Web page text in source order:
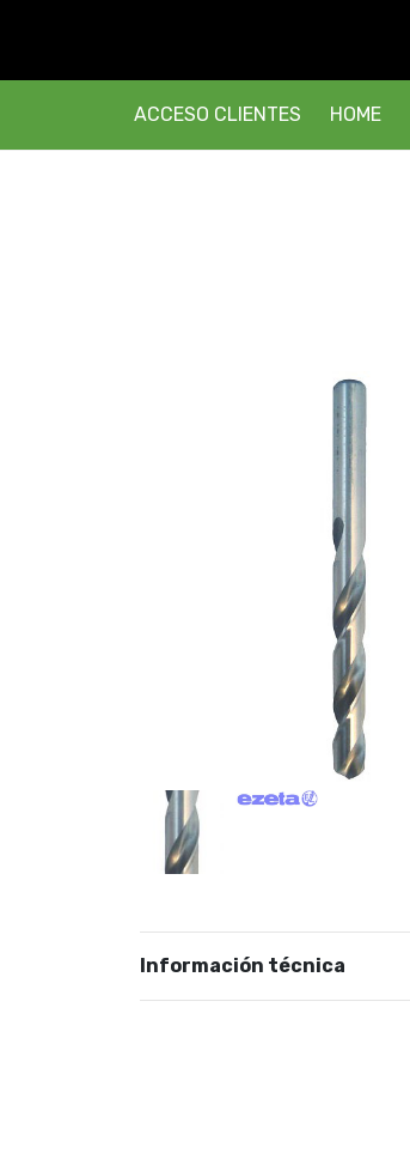
ACCESO CLIENTES HOME
Información técnica